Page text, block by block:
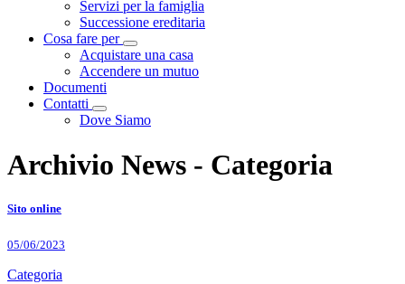
Servizi per la famiglia
Successione ereditaria
Cosa fare per
Visualizza menù di secondo livello
Acquistare una casa
Accendere un mutuo
Documenti
Contatti
Visualizza menù di secondo livello
Dove Siamo
Archivio News - Categoria
Sito online
05/06/2023
Categoria